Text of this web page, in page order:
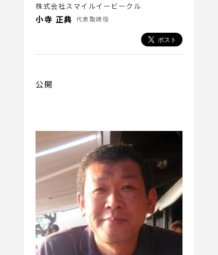
株式会社スマイルイービークル
小寺 正典 代表取締役
公開